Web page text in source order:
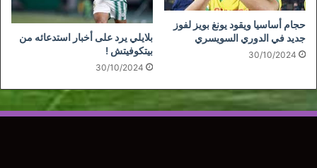
حجام أساسيا ويقود يونغ بويز لفوز
جديد في الدوري السويسري
30/10/2024
بلايلي يرد على أخبار استدعائه من
بيتكوفيتش !
30/10/2024